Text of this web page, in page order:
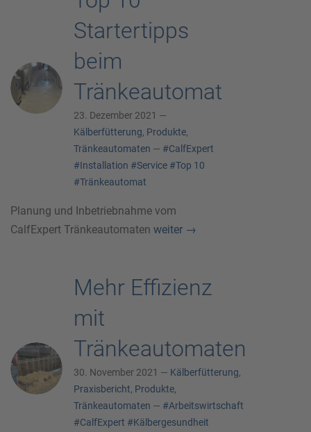
Startertipps
beim
Tränkeautomat
23. Dezember 2021 —
Kälberfütterung, Produkte,
Tränkeautomaten — #CalfExpert
#Installation #Service #Top 10
#Tränkeautomat
Planung und Inbetriebnahme vom
CalfExpert Tränkeautomaten weiter →
Mehr Effizienz
mit
Tränkeautomaten
30. November 2021 — Kälberfütterung,
Praxisbericht, Produkte,
Tränkeautomaten — #Arbeitswirtschaft
#CalfExpert #Kälbergesundheit